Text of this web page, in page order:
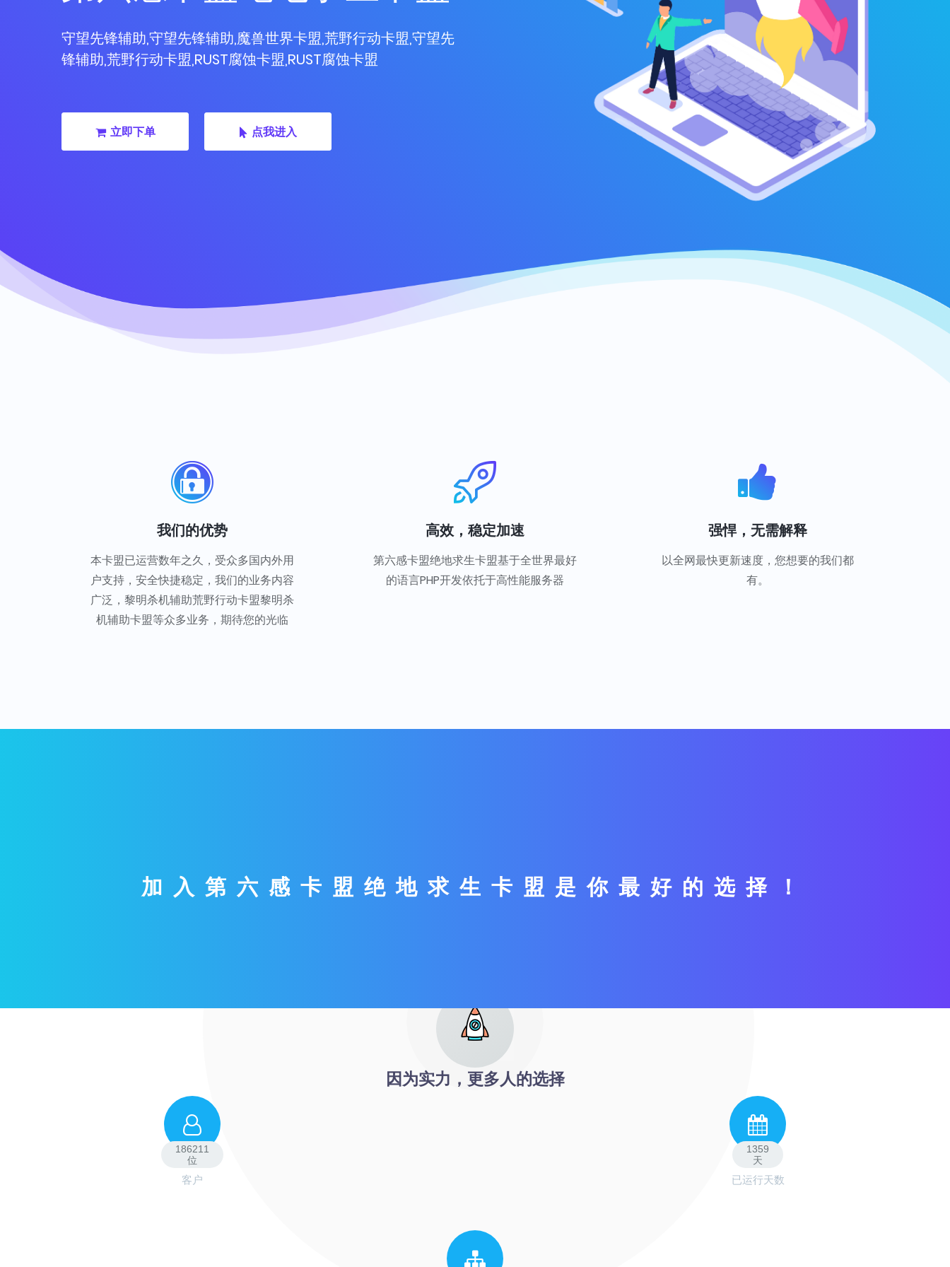
守望先锋辅助,守望先锋辅助,魔兽世界卡盟,荒野行动卡盟,守望先
锋辅助,荒野行动卡盟,RUST腐蚀卡盟,RUST腐蚀卡盟
立即下单 点我进入
我们的优势
本卡盟已运营数年之久，受众多国内外用
户支持，安全快捷稳定，我们的业务内容
广泛，黎明杀机辅助荒野行动卡盟黎明杀
机辅助卡盟等众多业务，期待您的光临
高效，稳定加速
第六感卡盟绝地求生卡盟基于全世界最好
的语言PHP开发依托于高性能服务器
强悍，无需解释
以全网最快更新速度，您想要的我们都
有。
加入第六感卡盟绝地求生卡盟是你最好的选择！
因为实力，更多人的选择
186211
位
客户
1359
天
已运行天数